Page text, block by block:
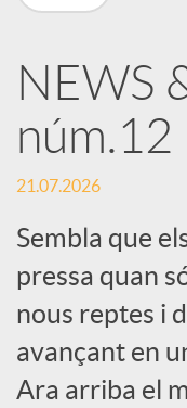
a
r
x
e
s
NEWS
núm.12
21.07.2026
Sembla que
pressa quan
nous reptes i
avançant en
Ara arriba el